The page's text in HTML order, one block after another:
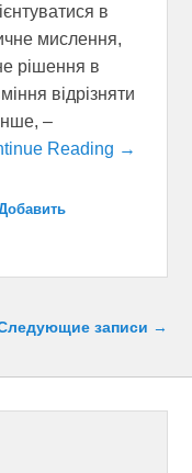
в
мислення,
рішення в
відрізняти
–
Reading →
записи →